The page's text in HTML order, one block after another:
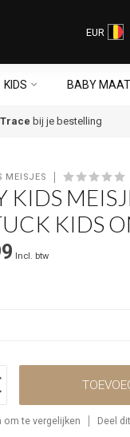
EUR
KIDS BABY
bij je bestelling
MEISJES
KIDS
KIDS
Incl. btw
om te vergelijken Deel